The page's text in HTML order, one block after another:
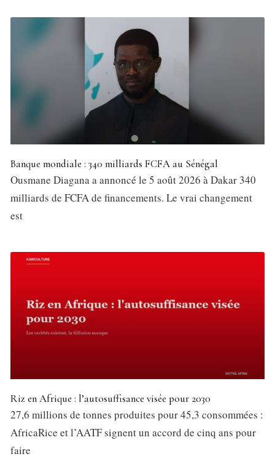
Banque mondiale : 340 milliards FCFA au Sénégal
Ousmane Diagana a annoncé le 5 août 2026 à Dakar 340
milliards de FCFA de financements. Le vrai changement
est
Riz en Afrique : l’autosuffisance visée pour 2030
27,6 millions de tonnes produites pour 45,3 consommées :
AfricaRice et l’AATF signent un accord de cinq ans pour
faire